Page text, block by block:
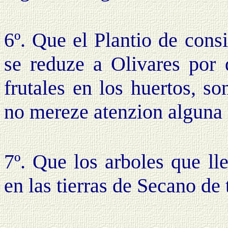
6º. Que el Plantio de
se reduze a Olivares por
frutales en los huertos,
no mereze atenzion
7º. Que los arboles que
en las tierras de Secano